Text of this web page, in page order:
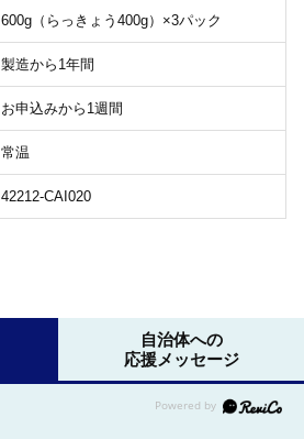
600g（らっきょう400g）×3パック
製造から1年間
お申込みから1週間
常温
42212-CAI020
自治体への
応援メッセージ